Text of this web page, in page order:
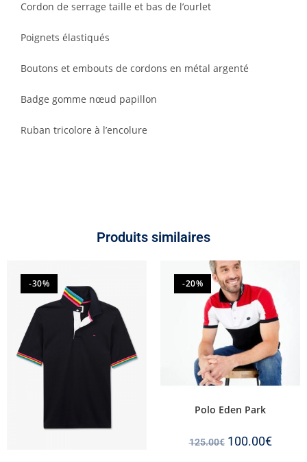
Cordon de serrage taille et bas de l’ourlet
Poignets élastiqués
Boutons et embouts de cordons en métal argenté
Badge gomme nœud papillon
Ruban tricolore à l’encolure
Produits similaires
-30% -20%
Polo Eden Park
125.00€ 100.00€